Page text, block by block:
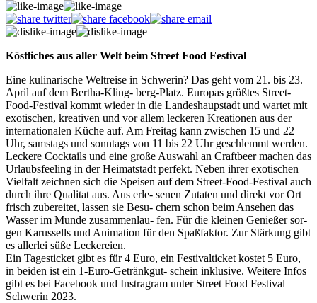
Köstliches aus aller Welt beim Street Food Festival
​​​​​​​Eine kulinarische Weltreise in Schwerin? Das geht vom 21. bis 23.
April auf dem Bertha-Kling- berg-Platz. Europas größtes Street-
Food-Festival kommt wieder in die Landeshaupstadt und wartet mit
exotischen, kreativen und vor allem leckeren Kreationen aus der
internationalen Küche auf. Am Freitag kann zwischen 15 und 22
Uhr, samstags und sonntags von 11 bis 22 Uhr geschlemmt werden.
Leckere Cocktails und eine große Auswahl an Craftbeer machen das
Urlaubsfeeling in der Heimatstadt perfekt. Neben ihrer exotischen
Vielfalt zeichnen sich die Speisen auf dem Street-Food-Festival auch
durch ihre Qualitat aus. Aus erle- senen Zutaten und direkt vor Ort
frisch zubereitet, lassen sie Besu- chern schon beim Ansehen das
Wasser im Munde zusammenlau- fen. Für die kleinen Genießer sor-
gen Karussells und Animation für den Spaßfaktor. Zur Stärkung gibt
es allerlei süße Leckereien.
Ein Tagesticket gibt es für 4 Euro, ein Festivalticket kostet 5 Euro,
in beiden ist ein 1-Euro-Getränkgut- schein inklusive. Weitere Infos
gibt es bei Facebook und Instragram unter Street Food Festival
Schwerin 2023.